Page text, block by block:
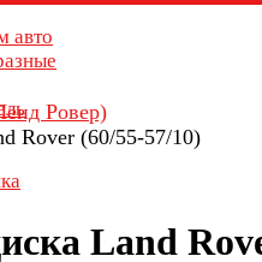
авто
Ровер)
Rover (60/55-57/10)
Land